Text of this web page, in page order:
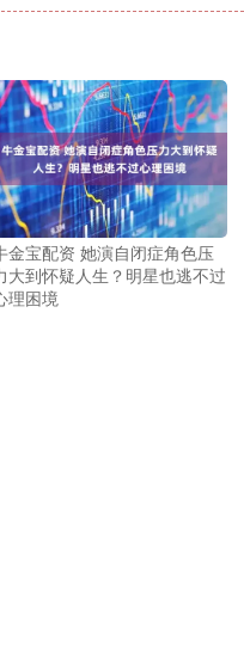
金宝配资 她演自闭症角色压
大到怀疑人生？明星也逃不过
理困境